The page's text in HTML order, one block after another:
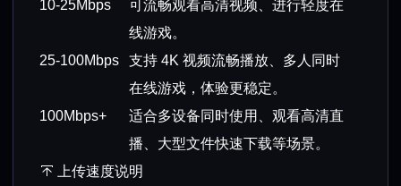
10-25Mbps
可流畅观看高清视频、进行轻度在
线游戏。
25-100Mbps
支持 4K 视频流畅播放、多人同时
在线游戏，体验更稳定。
100Mbps+
适合多设备同时使用、观看高清直
播、大型文件快速下载等场景。
上传速度说明